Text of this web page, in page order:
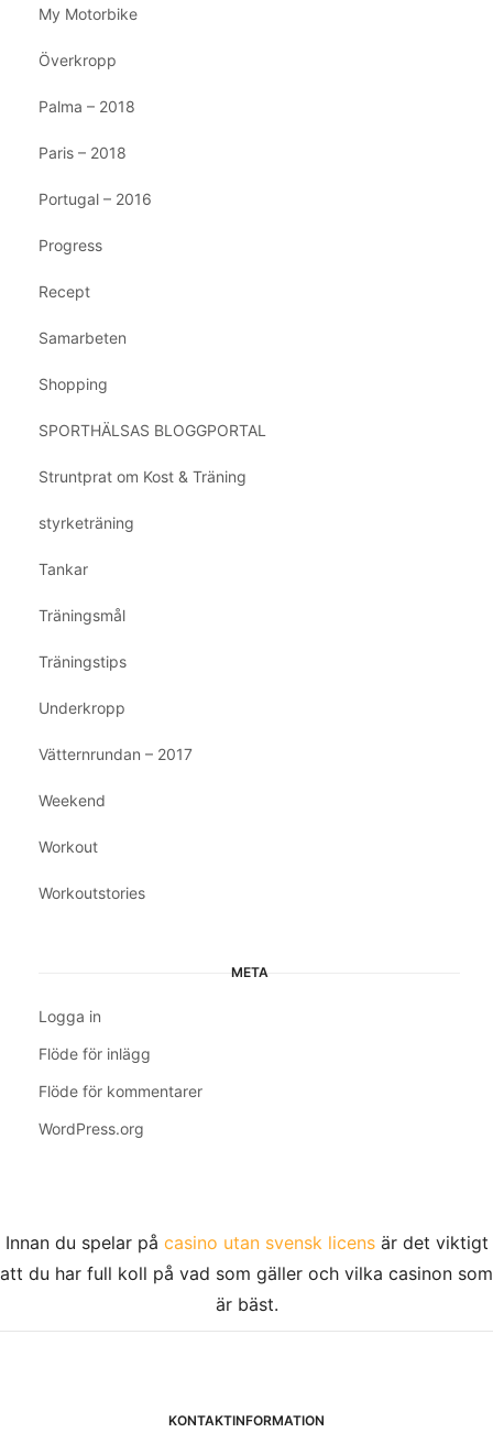
My Motorbike
Överkropp
Palma – 2018
Paris – 2018
Portugal – 2016
Progress
Recept
Samarbeten
Shopping
SPORTHÄLSAS BLOGGPORTAL
Struntprat om Kost & Träning
styrketräning
Tankar
Träningsmål
Träningstips
Underkropp
Vätternrundan – 2017
Weekend
Workout
Workoutstories
META
Logga in
Flöde för inlägg
Flöde för kommentarer
WordPress.org
Innan du spelar på casino utan svensk licensär det viktigt
att du har full koll på vad som gäller och vilka casinon som
är bäst.
KONTAKTINFORMATION